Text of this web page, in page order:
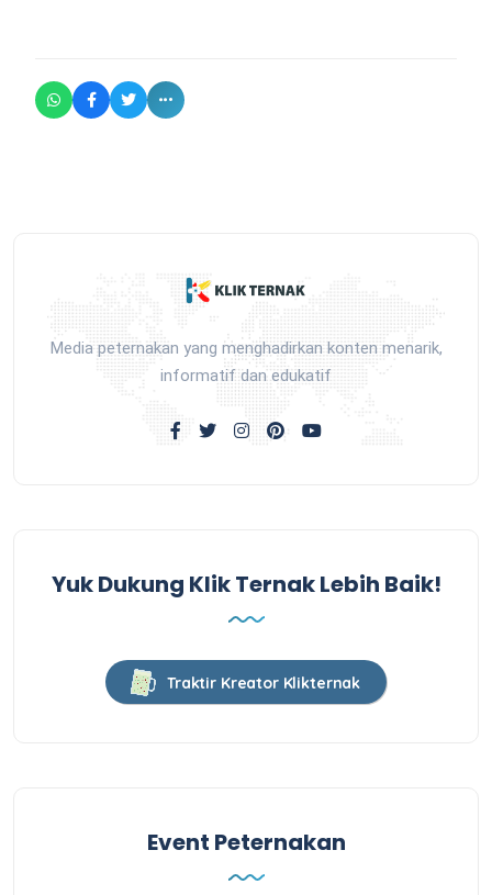
Media peternakan yang menghadirkan konten menarik,
informatif dan edukatif
Yuk Dukung Klik Ternak Lebih Baik!
Traktir Kreator Klikternak
Event Peternakan